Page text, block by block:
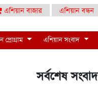
এশিয়ান বাজার এশিয়ান বন্ধন
প্রোগ্রাম এশিয়ান সংবাদ
সর্বশেষ সংবাদ